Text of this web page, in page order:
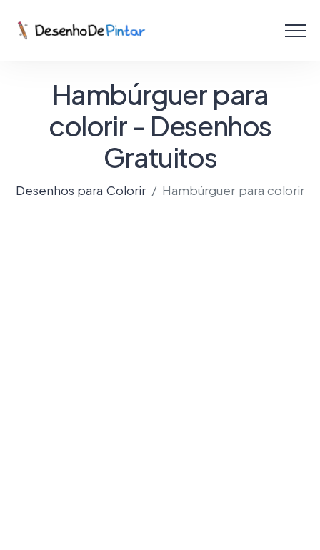
Colorir Online
Criar com IA!
Hambúrguer para
colorir - Desenhos
Gratuitos
Desenhos para Colorir Hambúrguer para colorir